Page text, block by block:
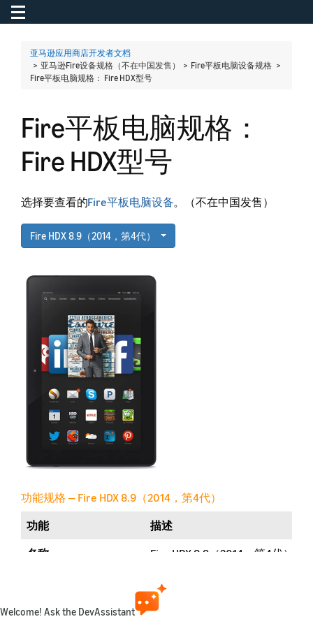
Toggle navigation
亚马逊应用商店开发者文档
> 亚马逊Fire设备规格（不在中国发售） > Fire平板电脑设备规格 >
Fire平板电脑规格： Fire HDX型号
Fire平板电脑规格：
Fire HDX型号
选择要查看的Fire平板电脑设备。（不在中国发售）
Fire HDX 8.9（2014，第4代）
功能规格 — Fire HDX 8.9（2014，第4代）
功能
描述
名称
Fire HDX 8.9（2014，第4代）
Amazon.com
代际 第4代
Welcome! Ask the DevAssistant